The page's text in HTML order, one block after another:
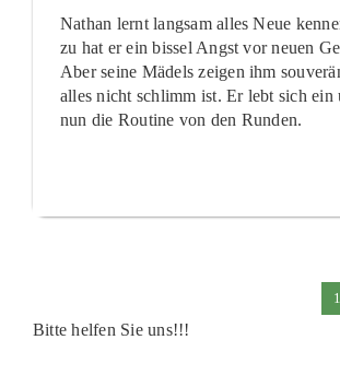
Nathan lernt langsam alles Neue
zu hat er ein bissel Angst vor neuen
Aber seine Mädels zeigen ihm
alles nicht schlimm ist. Er lebt sich ein
nun die Routine von den Runden.
1
Bitte helfen Sie uns!!!